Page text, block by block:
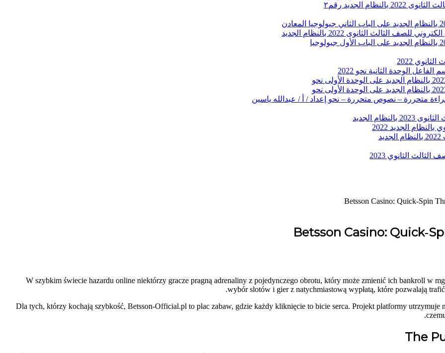
الجديد رقم٢
الثالث الثانوى 2022 بالنظام الجديد
2022
الوحدة الثانية نحو 2022
متحررة – نصوص متحررة – نحو إعداد / أ / عبدالله ياسين
الثانوي 2023
Betsson Casino: Quick‑Spin
Betsson Casino:
W szybkim świecie hazardu online niektórzy gracze pragną adrenaliny z pojedynczego obrotu, który może zmienić ich bankroll w
wybór slotów i gier z natychmiastową wypłatą, które pozwalają
Dla tych, którzy kochają szybkość, Betsson‑Official.pl to plac zabaw, gdzie każdy kliknięcie to bicie serca. Projekt platformy
The